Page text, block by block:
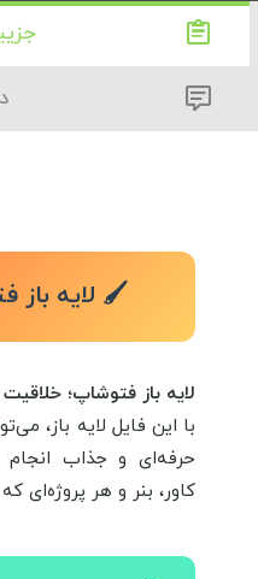
🖌️ لایه باز
لایه باز فتوشاپ؛
با این فایل لایه باز،
حرفه‌ای و جذاب انجام
کاور، بنر و هر پروژه‌ای